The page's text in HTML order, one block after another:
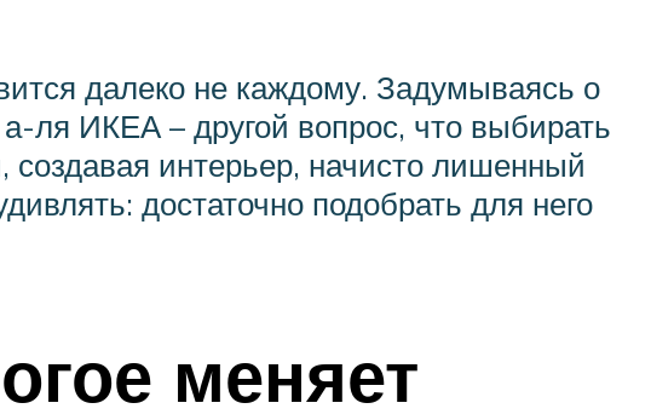
далеко не каждому. Задумываясь о
ля ИКЕА – другой вопрос, что выбирать
создавая интерьер, начисто лишенный
достаточно подобрать для него
меняет